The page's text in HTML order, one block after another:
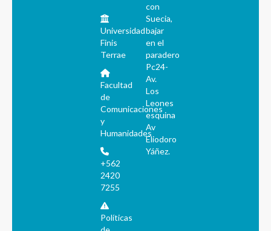
Universidad
Finis
Terrae
Facultad
de
Comunicaciones
y
Humanidades
+562
2420
7255
Políticas
con
Suecia,
bajar
en el
paradero
Pc24-
Av.
Los
Leones
esquina
Av
Eliodoro
Yáñez.